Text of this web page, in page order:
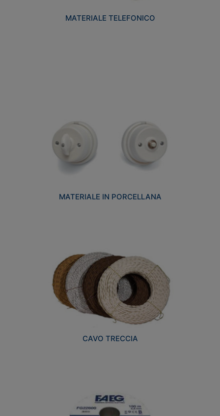
MATERIALE TELEFONICO
MATERIALE IN PORCELLANA
CAVO TRECCIA